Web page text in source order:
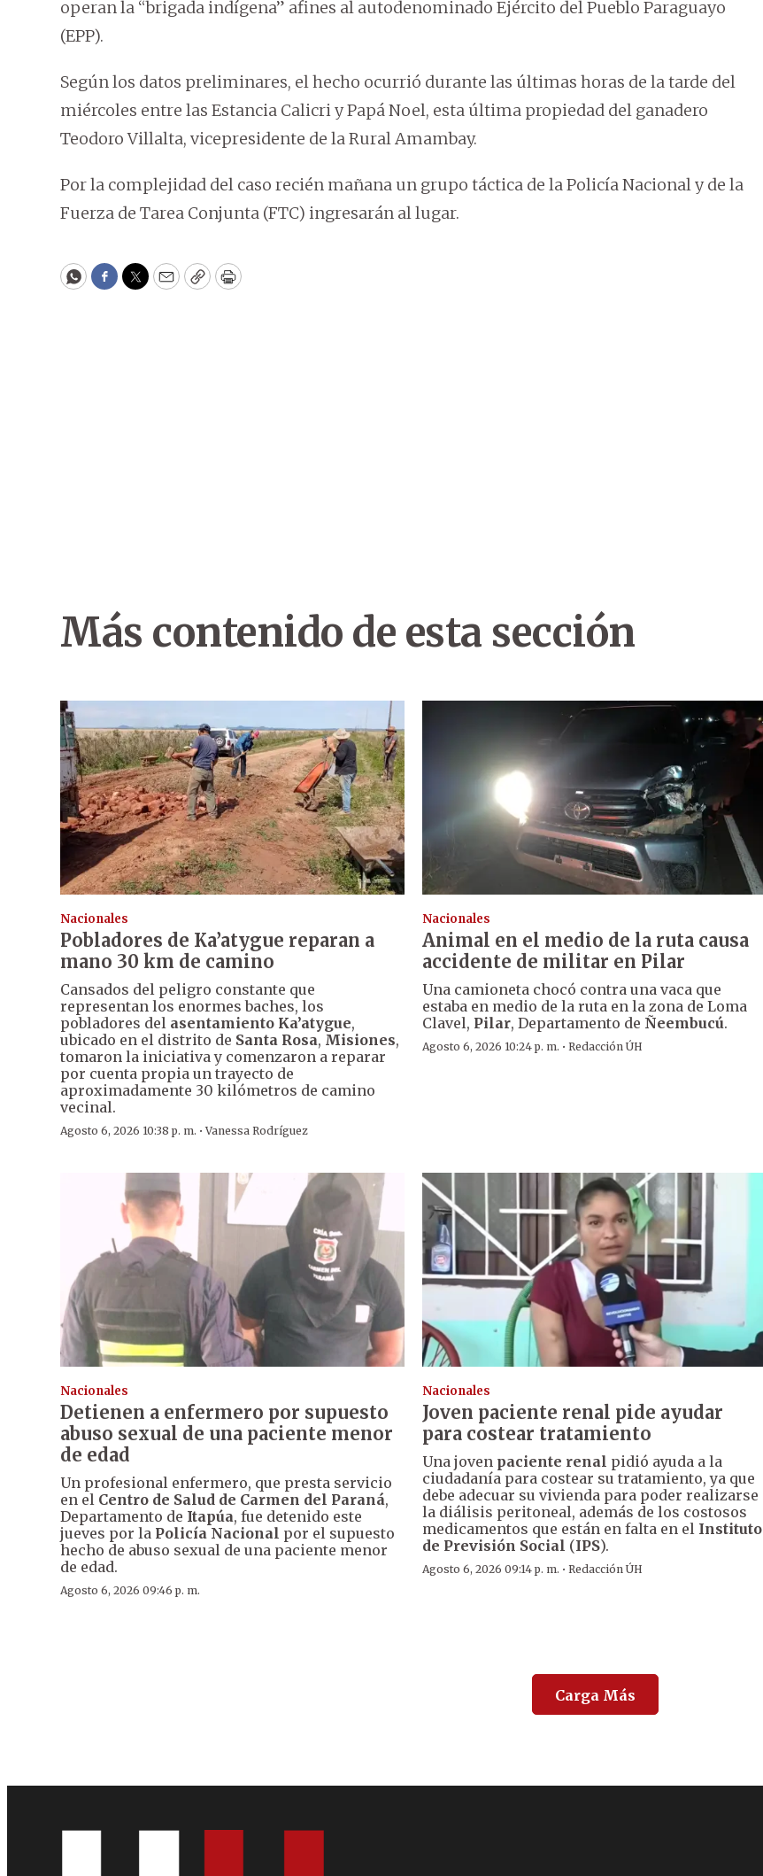
operan la “brigada indígena” afines al autodenominado Ejército del Pueblo Paraguayo
(EPP).
Según los datos preliminares, el hecho ocurrió durante las últimas horas de la tarde del
miércoles entre las Estancia Calicri y Papá Noel, esta última propiedad del ganadero
Teodoro Villalta, vicepresidente de la Rural Amambay.
Por la complejidad del caso recién mañana un grupo táctica de la Policía Nacional y de la
Fuerza de Tarea Conjunta (FTC) ingresarán al lugar.
WhatsApp
Facebook
Twitter
EmailCopyPrint
Más contenido de esta sección
Nacionales
Pobladores de Ka’atygue reparan a
mano 30 km de camino
Cansados del peligro constante que
representan los enormes baches, los
pobladores del asentamiento Ka’atygue,
ubicado en el distrito de Santa Rosa, Misiones,
tomaron la iniciativa y comenzaron a reparar
por cuenta propia un trayecto de
aproximadamente 30 kilómetros de camino
vecinal.
Agosto 6, 2026 10:38 p. m. ·Vanessa Rodríguez
Nacionales
Animal en el medio de la ruta causa
accidente de militar en Pilar
Una camioneta chocó contra una vaca que
estaba en medio de la ruta en la zona de Loma
Clavel, Pilar, Departamento de Ñeembucú.
Agosto 6, 2026 10:24 p. m. ·Redacción ÚH
Nacionales
Detienen a enfermero por supuesto
abuso sexual de una paciente menor
de edad
Un profesional enfermero, que presta servicio
en el Centro de Salud de Carmen del Paraná,
Departamento de Itapúa, fue detenido este
jueves por la Policía Nacional por el supuesto
hecho de abuso sexual de una paciente menor
de edad.
Agosto 6, 2026 09:46 p. m.
Nacionales
Joven paciente renal pide ayudar
para costear tratamiento
Una joven paciente renal pidió ayuda a la
ciudadanía para costear su tratamiento, ya que
debe adecuar su vivienda para poder realizarse
la diálisis peritoneal, además de los costosos
medicamentos que están en falta en el Instituto
de Previsión Social (IPS).
Agosto 6, 2026 09:14 p. m. ·Redacción ÚH
Carga Más